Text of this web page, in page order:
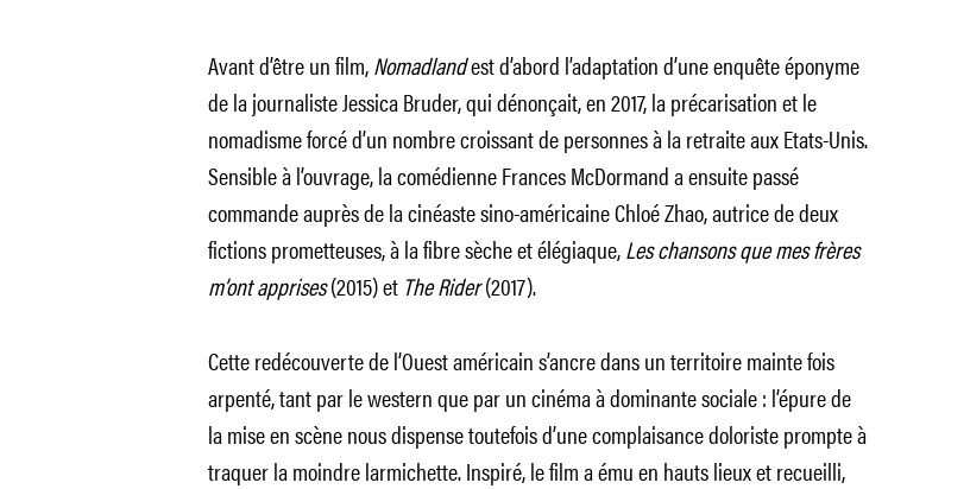
Avant d’être un film,Nomadlandest d’abord l’adaptation d’une enquête éponyme
de la journaliste Jessica Bruder, qui dénonçait, en 2017, la précarisation et le
nomadisme forcé d’un nombre croissant de personnes à la retraite aux Etats-Unis.
Sensible à l’ouvrage, la comédienne Frances McDormand a ensuite passé
commande auprès de la cinéaste sino-américaine Chloé Zhao, autrice de deux
fictions prometteuses, à la fibre sèche et élégiaque,Les chansons que mes frères
m’ont apprises(2015) et The Rider(2017).
Cette redécouverte de l’Ouest américain s’ancre dans un territoire mainte fois
arpenté, tant par le western que par un cinéma à dominante sociale : l’épure de
la mise en scène nous dispense toutefois d’une complaisance doloriste prompte à
traquer la moindre larmichette. Inspiré, le film a ému en hauts lieux et recueilli,